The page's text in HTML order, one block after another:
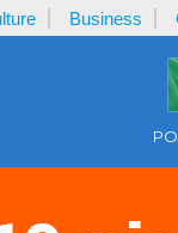
Business